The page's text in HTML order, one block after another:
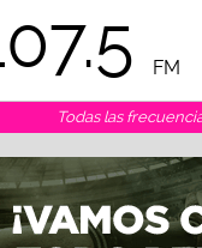
FM
Todas las